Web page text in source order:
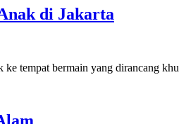
di Jakarta
ke tempat bermain yang dirancang